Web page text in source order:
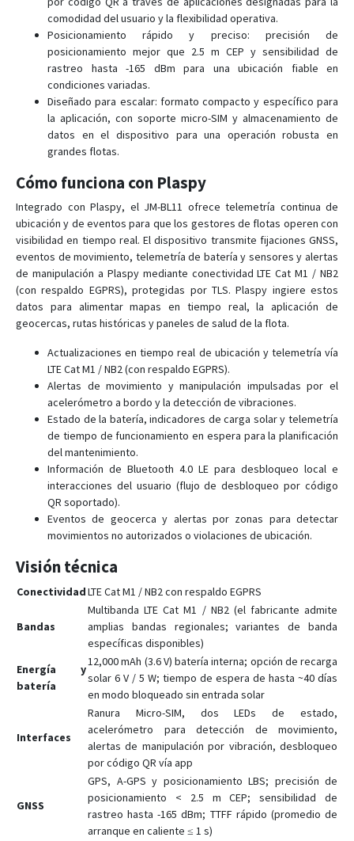
JM-VL02
JM-VL03
JM-VL04
JV200
LG300
LL301
LL303
LL303 Pro
LL309
LL701
LL702
LL705
PG201
PL200
PL601
Qbit M
TR02
VG102
VG502
VL101G
VL103
VL103M
VL106
VL110C
VL501
comodidad del usuario y la flexibilidad operativa.
Posicionamiento rápido y preciso: precisión de
posicionamiento mejor que 2.5 m CEP y sensibilidad de
rastreo hasta -165 dBm para una ubicación fiable en
condiciones variadas.
Diseñado para escalar: formato compacto y específico para
la aplicación, con soporte micro-SIM y almacenamiento de
datos en el dispositivo para una operación robusta en
grandes flotas.
Cómo funciona con Plaspy
Integrado con Plaspy, el JM-BL11 ofrece telemetría continua de
ubicación y de eventos para que los gestores de flotas operen con
visibilidad en tiempo real. El dispositivo transmite fijaciones GNSS,
eventos de movimiento, telemetría de batería y sensores y alertas
de manipulación a Plaspy mediante conectividad LTE Cat M1 / NB2
(con respaldo EGPRS), protegidas por TLS. Plaspy ingiere estos
datos para alimentar mapas en tiempo real, la aplicación de
geocercas, rutas históricas y paneles de salud de la flota.
Actualizaciones en tiempo real de ubicación y telemetría vía
LTE Cat M1 / NB2 (con respaldo EGPRS).
Alertas de movimiento y manipulación impulsadas por el
acelerómetro a bordo y la detección de vibraciones.
Estado de la batería, indicadores de carga solar y telemetría
de tiempo de funcionamiento en espera para la planificación
del mantenimiento.
Información de Bluetooth 4.0 LE para desbloqueo local e
interacciones del usuario (flujo de desbloqueo por código
QR soportado).
Eventos de geocerca y alertas por zonas para detectar
movimientos no autorizados o violaciones de ubicación.
Visión técnica
ConectividadLTE Cat M1 / NB2 con respaldo EGPRS
Bandas
Multibanda LTE Cat M1 / NB2 (el fabricante admite
amplias bandas regionales; variantes de banda
específicas disponibles)
Energía y
batería
12,000 mAh (3.6 V) batería interna; opción de recarga
solar 6 V / 5 W; tiempo de espera de hasta ~40 días
en modo bloqueado sin entrada solar
Interfaces
Ranura Micro-SIM, dos LEDs de estado,
acelerómetro para detección de movimiento,
alertas de manipulación por vibración, desbloqueo
por código QR vía app
GNSS
GPS, A-GPS y posicionamiento LBS; precisión de
posicionamiento < 2.5 m CEP; sensibilidad de
rastreo hasta -165 dBm; TTFF rápido (promedio de
arranque en caliente ≤ 1 s)